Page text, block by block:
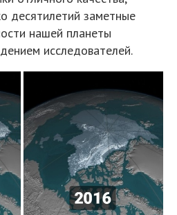
десятилетий заметные
нашей планеты
исследователей.